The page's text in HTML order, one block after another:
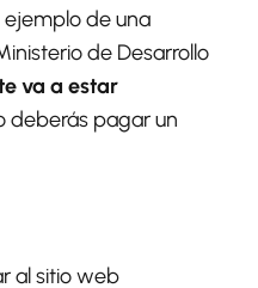
ejemplo de una
de Desarrollo
va a estar
deberás pagar un
al sitio web